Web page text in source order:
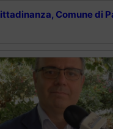
Comune di